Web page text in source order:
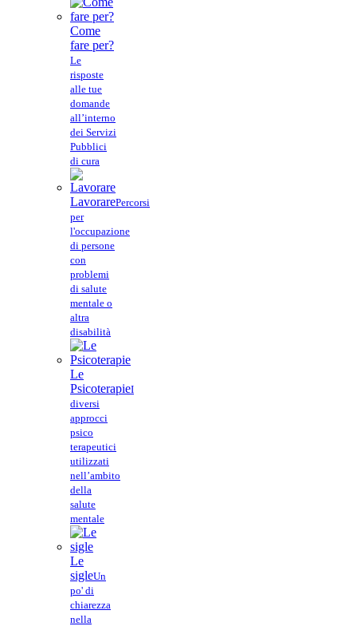
Come
fare per?
Le
risposte
alle tue
domande
all’interno
dei Servizi
Pubblici
di cura
LavorarePercorsi
per
l'occupazione
di persone
con
problemi
di salute
mentale o
altra
disabilità
Le
PsicoterapieI
diversi
approcci
psico
terapeutici
utilizzati
nell’ambito
della
salute
mentale
Le
sigleUn
po' di
chiarezza
nella